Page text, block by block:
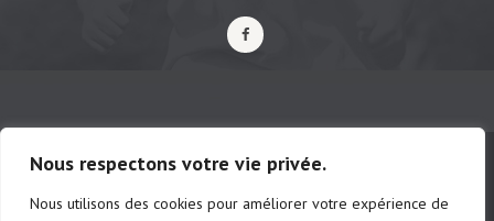
Nous respectons votre vie privée.
Nous utilisons des cookies pour améliorer votre expérience de
© Camping municipal de St-Félix d'Otis,